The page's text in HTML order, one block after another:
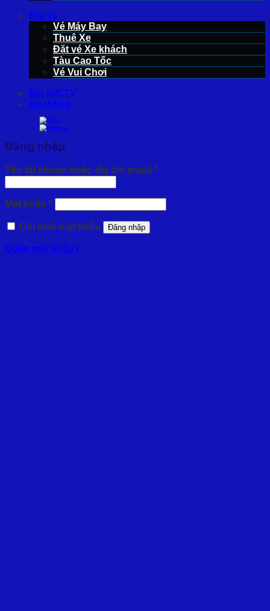
Đặt vé
Vé Máy Bay
Thuê Xe
Đặt vé Xe khách
Tàu Cao Tốc
Vé Vui Chơi
Đại lý/CTV
Hệ thống
Đăng nhập
Tên tài khoản hoặc địa chỉ email *Bắt
Mật khẩu *Bắt
buộc
Ghi nhớ mật khẩu
Đăng nhập
Quên mật khẩu?